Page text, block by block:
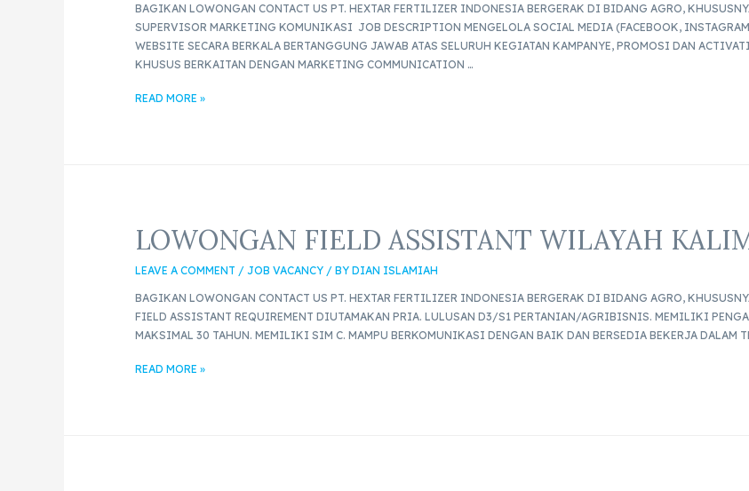
BAGIKAN LOWONGAN CONTACT US PT. HEXTAR FERTILIZER INDONESIA BERGERAK DI BIDANG AGRO,
SUPERVISOR MARKETING KOMUNIKASI JOB DESCRIPTION MENGELOLA SOCIAL MEDIA (FACEBOOK,
WEBSITE SECARA BERKALA BERTANGGUNG JAWAB ATAS SELURUH KEGIATAN KAMPANYE, PROMOSI DAN
KHUSUS BERKAITAN DENGAN MARKETING COMMUNICATION …
READ MORE »
LOWONGAN FIELD ASSISTANT WILAYAH
LEAVE A COMMENT /JOB VACANCY / BYDIAN ISLAMIAH
BAGIKAN LOWONGAN CONTACT US PT. HEXTAR FERTILIZER INDONESIA BERGERAK DI BIDANG AGRO,
FIELD ASSISTANT REQUIREMENT DIUTAMAKAN PRIA. LULUSAN D3/S1 PERTANIAN/AGRIBISNIS. MEMILIKI
MAKSIMAL 30 TAHUN. MEMILIKI SIM C. MAMPU BERKOMUNIKASI DENGAN BAIK DAN BERSEDIA BEKERJA DALAM
READ MORE »